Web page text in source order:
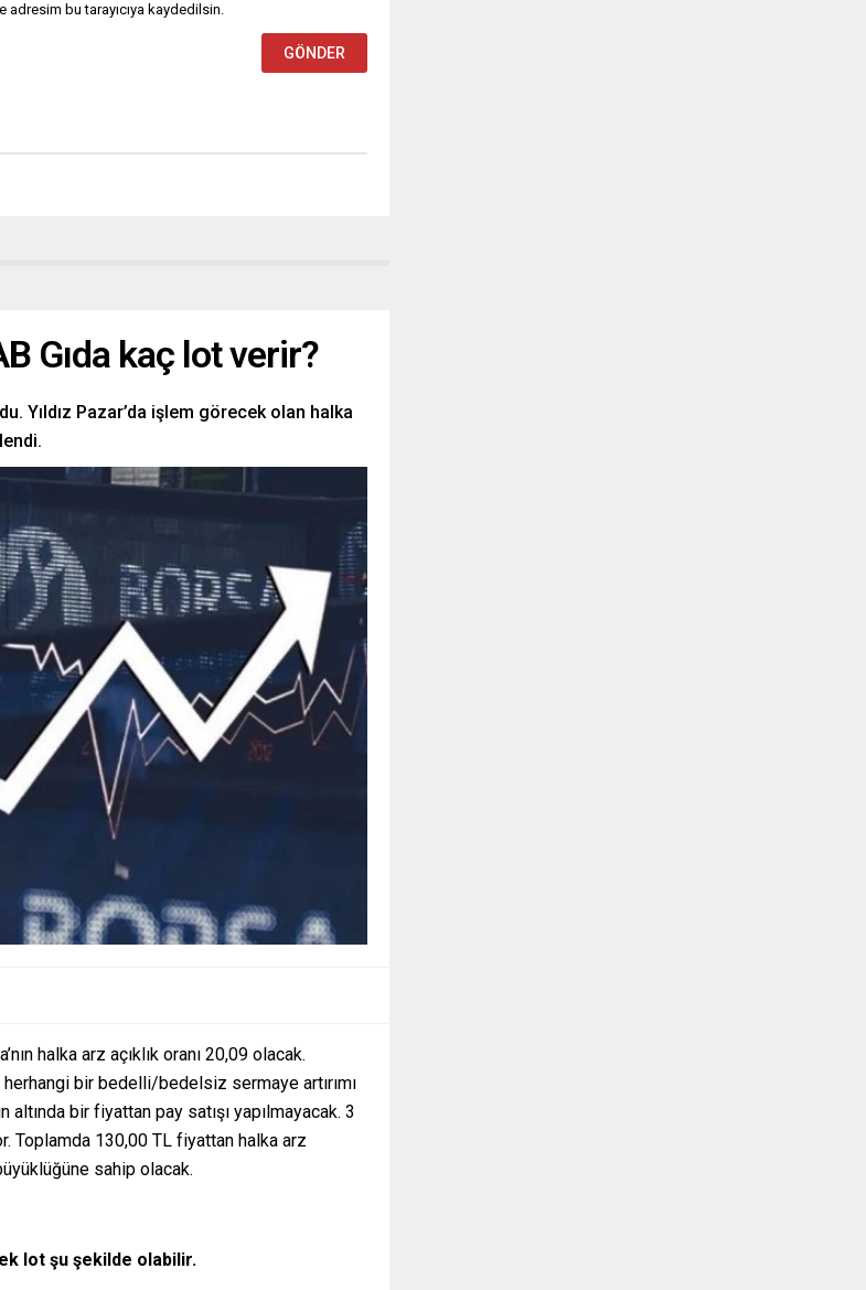
adresim bu tarayıcıya kaydedilsin.
Gıda kaç lot verir?
Yıldız Pazar’da işlem görecek olan halka
halka arz açıklık oranı 20,09 olacak.
bir bedelli/bedelsiz sermaye artırımı
altında bir fiyattan pay satışı yapılmayacak. 3
Toplamda 130,00 TL fiyattan halka arz
sahip olacak.
lot şu şekilde olabilir.